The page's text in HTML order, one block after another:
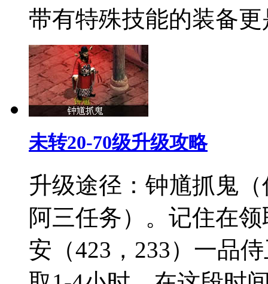
带有特殊技能的装备
未转20-70级升级攻略
升级途径：钟馗抓鬼
阿三任务）。记住在
安（423，233）一品